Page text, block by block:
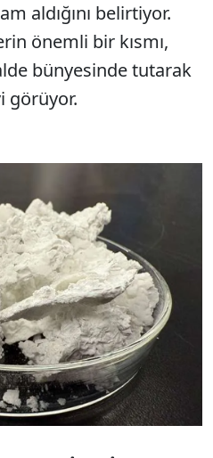
aldığını belirtiyor.
önemli bir kısmı,
bünyesinde tutarak
görüyor.